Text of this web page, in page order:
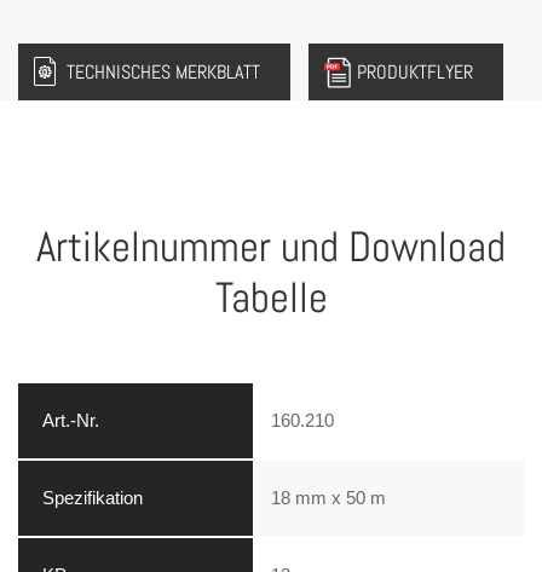
TECHNISCHES MERKBLATT PRODUKTFLYER
Artikelnummer und Download
Tabelle
160.210
18 mm x 50 m